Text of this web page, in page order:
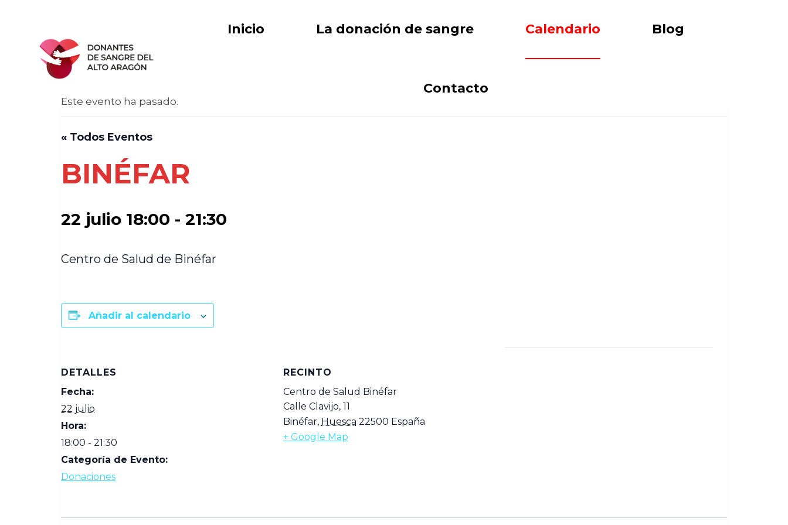
contenido
Inicio La donación de sangre Calendario Blog
Contacto
Este evento ha pasado.
« Todos Eventos
BINÉFAR
22 julio 18:00 - 21:30
Centro de Salud de Binéfar
Añadir al calendario
DETALLES
Fecha:
22 julio
Hora:
18:00 - 21:30
Categoría de Evento:
Donaciones
RECINTO
Centro de Salud Binéfar
Calle Clavijo, 11
Binéfar, Huesca 22500 España
+ Google Map